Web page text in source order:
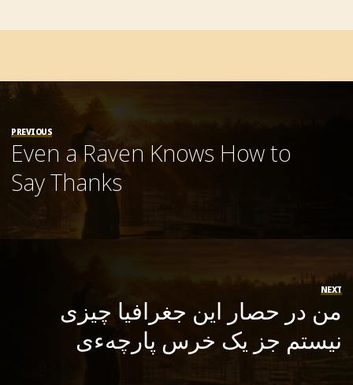
PREVIOUS
Even a Raven Knows How to
Say Thanks
NEXT
من در حصار این جغرافیا چیزی
نیستم جز یک خرس پارچهءی